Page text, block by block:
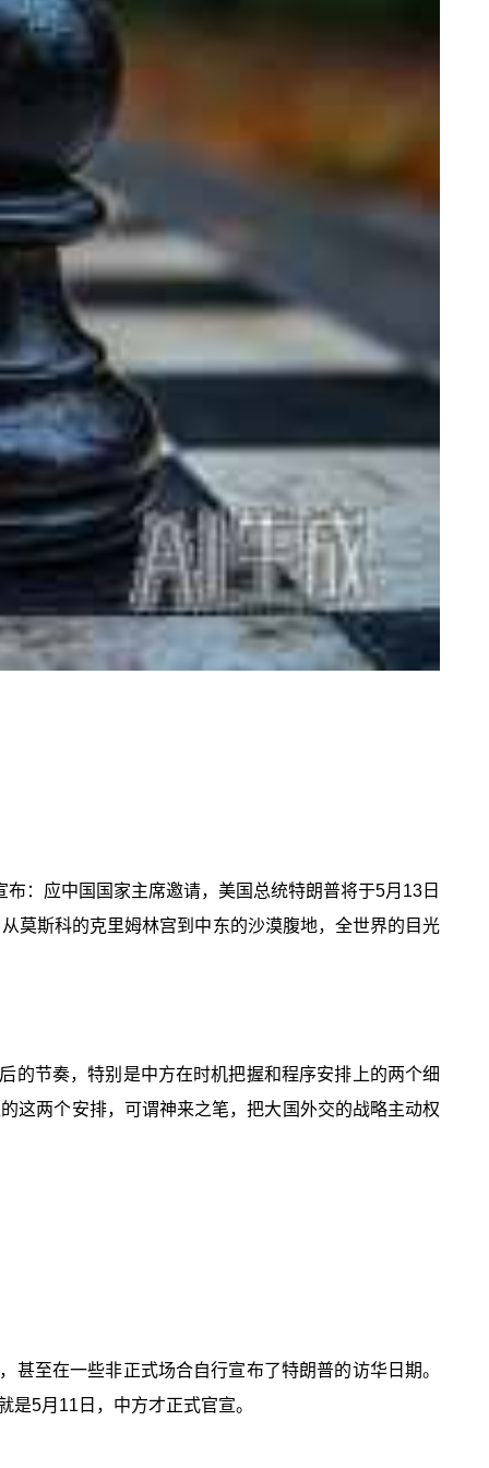
：应中国国家主席邀请，美国总统特朗普将于5月13日
莫斯科的克里姆林宫到中东的沙漠腹地，全世界的目光
的节奏，特别是中方在时机把握和程序安排上的两个细
这两个安排，可谓神来之笔，把大国外交的战略主动权
至在一些非正式场合自行宣布了特朗普的访华日期。
5月11日，中方才正式官宣。